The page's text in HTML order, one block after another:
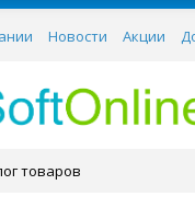
Новости Акции
товаров